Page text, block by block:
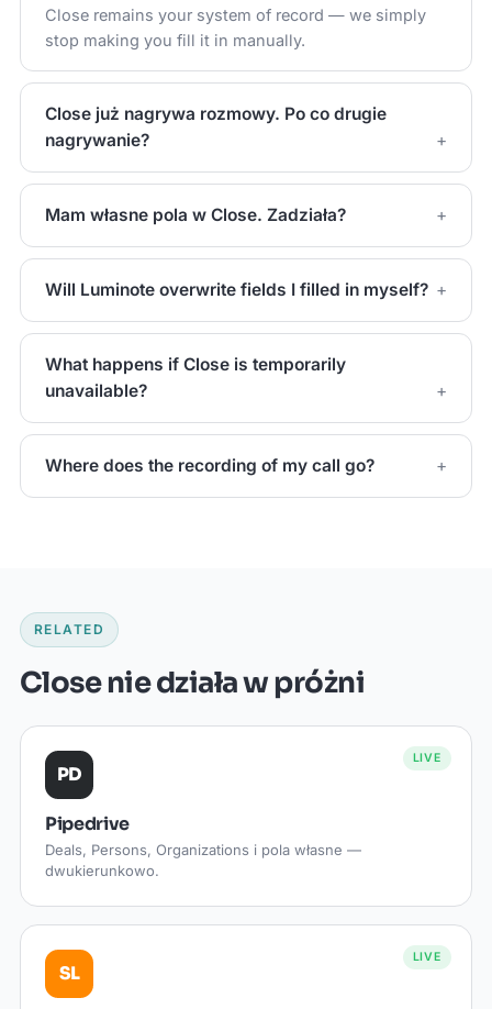
Close remains your system of record — we simply
stop making you fill it in manually.
Close już nagrywa rozmowy. Po co drugie
nagrywanie?
Mam własne pola w Close. Zadziała?
Will Luminote overwrite fields I filled in myself?
What happens if Close is temporarily
unavailable?
Where does the recording of my call go?
RELATED
Close nie działa w próżni
PD
Pipedrive
Deals, Persons, Organizations i pola własne —
dwukierunkowo.
LIVE
SL
LIVE